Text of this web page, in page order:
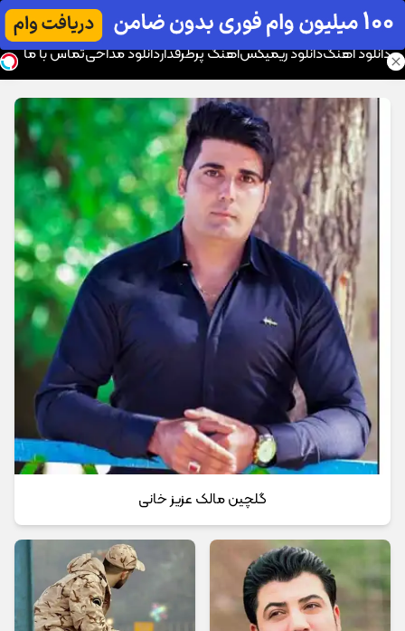
موزیک تار
دانلود آهنگدانلود ریمیکسآهنگ پرطرفداردانلود مداحیتماس با ما
گلچین مالک عزیز خانی